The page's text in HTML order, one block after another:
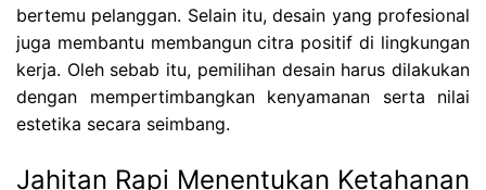
bertemu pelanggan. Selain itu, desain yang profesional
juga membantu membangun citra positif di lingkungan
kerja. Oleh sebab itu, pemilihan desain harus dilakukan
dengan mempertimbangkan kenyamanan serta nilai
estetika secara seimbang.
Jahitan Rapi Menentukan Ketahanan